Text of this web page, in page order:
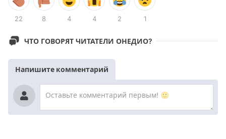
22 8 4 4 2 1
ЧТО ГОВОРЯТ ЧИТАТЕЛИ ОНЕДИО?
Напишите комментарий